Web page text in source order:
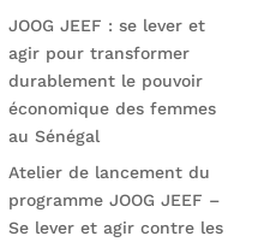
JOOG JEEF : se lever et
agir pour transformer
durablement le pouvoir
économique des femmes
au Sénégal
Atelier de lancement du
programme JOOG JEEF –
Se lever et agir contre les